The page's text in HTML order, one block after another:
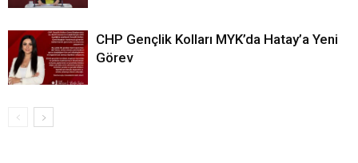
CHP Gençlik Kolları MYK’da Hatay’a Yeni
Görev